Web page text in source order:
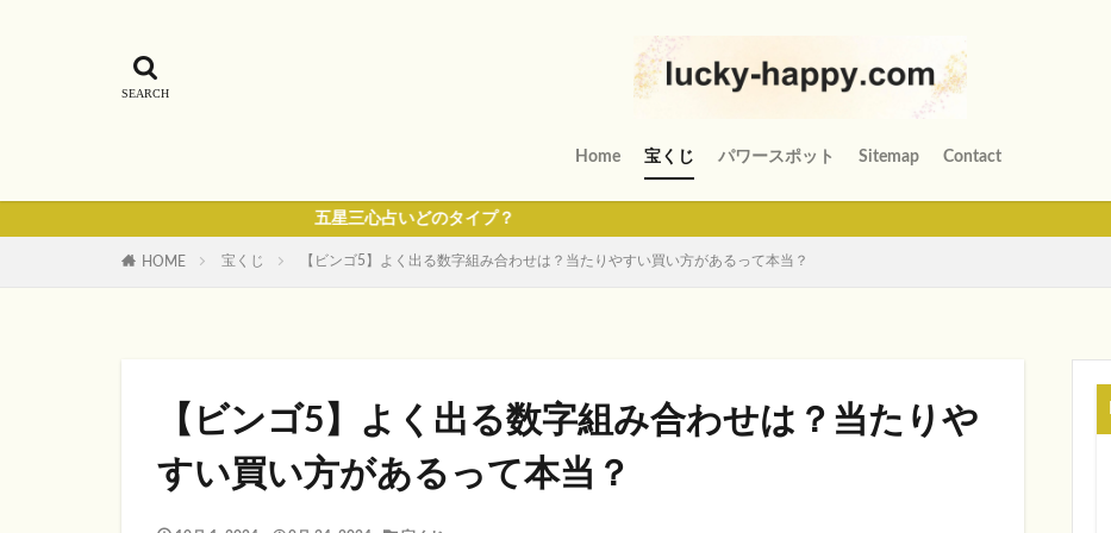
Home 宝くじ パワースポット Sitemap Contact
五星三心占いどのタイプ？
HOME 宝くじ 【ビンゴ5】よく出る数字組み合わせは？当たりやすい買い方があるって本当？
【ビンゴ5】よく出る数字組み合わせは？当たりや
すい買い方があるって本当？